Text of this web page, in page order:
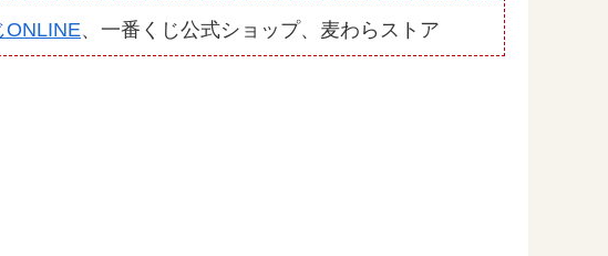
ONLINE、一番くじ公式ショップ、麦わらストア